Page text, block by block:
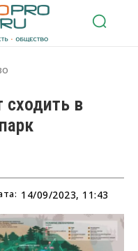
сходить в
14/09/2023, 11:43